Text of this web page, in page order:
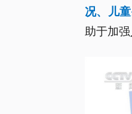
况、儿
助于加